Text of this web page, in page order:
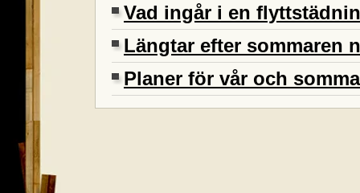
Vad ingår i en
Längtar efter sommaren
Planer för vår och